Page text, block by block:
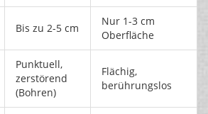
Bis zu 2-5 cm
Nur 1-3 cm
Oberfläche
Punktuell,
zerstörend
(Bohren)
Flächig,
berührungslos